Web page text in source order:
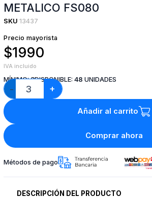
METALICO FS080
SKU 13437
Precio mayorista
$1990
IVA incluido
MÍNIMO:3DISPONIBLE:48 UNIDADES
− +
Añadir al carrito
Comprar ahora
Métodos de pago
DESCRIPCIÓN DEL PRODUCTO